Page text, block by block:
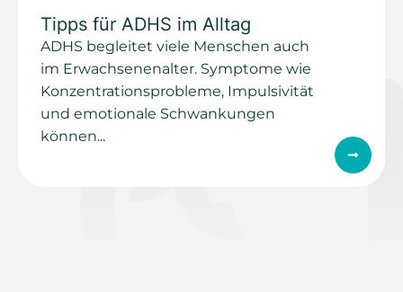
Tipps für ADHS im Alltag
ADHS begleitet viele Menschen auch
im Erwachsenenalter. Symptome wie
Konzentrationsprobleme, Impulsivität
und emotionale Schwankungen
können...